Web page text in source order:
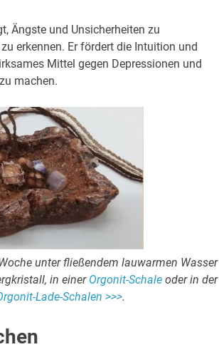
Ängste und Unsicherheiten zu
erkennen. Er fördert die Intuition und
Mittel gegen Depressionen und
machen.
unter fließendem lauwarmen Wasser
in einer Orgonit-Schale oder in der
Lade-Schalen >>>.